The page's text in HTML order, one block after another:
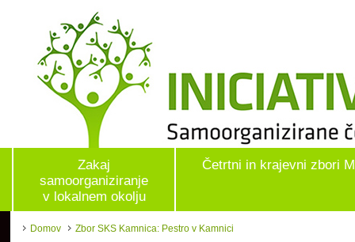
Zakaj
samoorganiziranje
v lokalnem okolju
Četrtni in krajevni zbori
Domov
Zbor SKS Kamnica: Pestro v Kamnici